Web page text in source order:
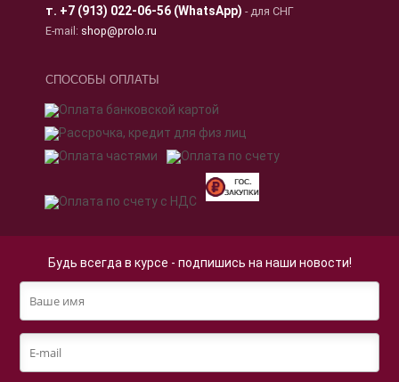
т. +7 (913) 022-06-56 (WhatsApp) - для СНГ
E-mail: shop@prolo.ru
СПОСОБЫ ОПЛАТЫ
Будь всегда в курсе - подпишись на наши новости!